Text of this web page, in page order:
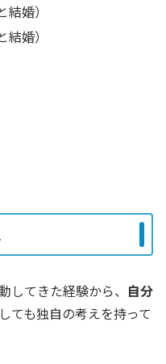
婚）
婚）
してきた経験から、 自分
ても独自の考えを持って